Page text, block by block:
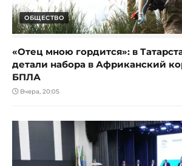
ОБЩЕСТВО
«Отец мною гордится»: в
детали набора в Африканский
БПЛА
Вчера, 20:05